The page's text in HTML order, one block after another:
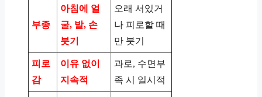
부종
아침에 얼
굴, 발, 손
붓기
오래 서있거
나 피로할 때
만 붓기
피로
감
이유 없이
지속적
과로, 수면부
족 시 일시적